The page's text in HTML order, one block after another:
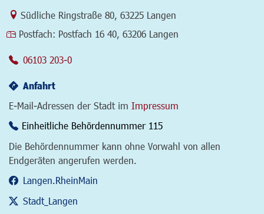
Link zur Google-Maps Navigation
Südliche Ringstraße 80 63225 Langen
Postfach: Postfach 16 40, 63206 Langen
06103 203-0
Anfahrt
E-Mail-Adressen der Stadt im Impressum
Einheitliche Behördennummer 115
Die Behördennummer kann ohne Vorwahl von allen
Endgeräten angerufen werden.
Langen.RheinMain
Stadt_Langen